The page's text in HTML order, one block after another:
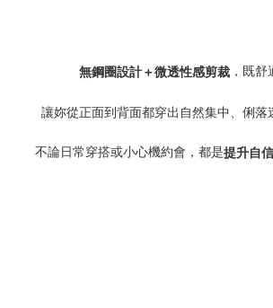
無鋼圈設計＋微透性感剪裁，既舒
讓妳從正面到背面都穿出自然集中、俐落
不論日常穿搭或小心機約會，都是提升自